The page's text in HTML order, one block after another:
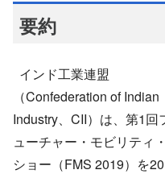
要約
インド工業連盟
（Confederation of Indian
Industry、CII）は、第1回
ューチャー・モビリティ・
ショー（FMS 2019）を